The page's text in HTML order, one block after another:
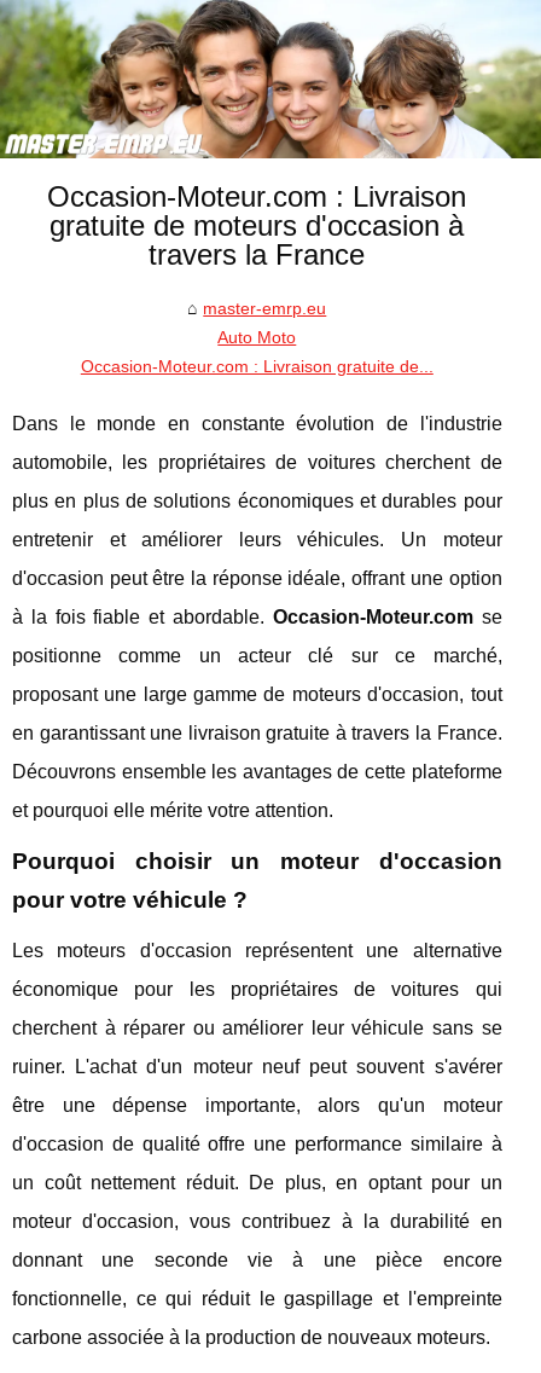
Occasion-Moteur.com : Livraison
gratuite de moteurs d'occasion à
travers la France
master-emrp.eu
Auto Moto
Occasion-Moteur.com : Livraison gratuite de...
Dans le monde en constante évolution de l'industrie
automobile, les propriétaires de voitures cherchent de
plus en plus de solutions économiques et durables pour
entretenir et améliorer leurs véhicules. Un moteur
d'occasion peut être la réponse idéale, offrant une option
à la fois fiable et abordable. Occasion-Moteur.comse
positionne comme un acteur clé sur ce marché,
proposant une large gamme de moteurs d'occasion, tout
en garantissant une livraison gratuite à travers la France.
Découvrons ensemble les avantages de cette plateforme
et pourquoi elle mérite votre attention.
Pourquoi choisir un moteur d'occasion
pour votre véhicule ?
Les moteurs d'occasion représentent une alternative
économique pour les propriétaires de voitures qui
cherchent à réparer ou améliorer leur véhicule sans se
ruiner. L'achat d'un moteur neuf peut souvent s'avérer
être une dépense importante, alors qu'un moteur
d'occasion de qualité offre une performance similaire à
un coût nettement réduit. De plus, en optant pour un
moteur d'occasion, vous contribuez à la durabilité en
donnant une seconde vie à une pièce encore
fonctionnelle, ce qui réduit le gaspillage et l'empreinte
carbone associée à la production de nouveaux moteurs.